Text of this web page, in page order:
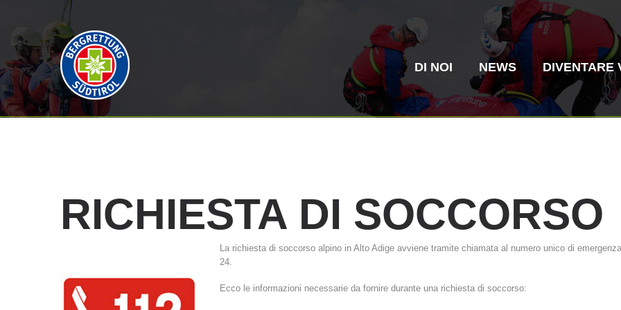
DI NOI NEWS DIVENTARE
montagna
RICHIESTA DI SOCCORSO
La richiesta di soccorso alpino in Alto Adige avviene tramite chiamata al numero unico di
24.
Ecco le informazioni necessarie da fornire durante una richiesta di soccorso: